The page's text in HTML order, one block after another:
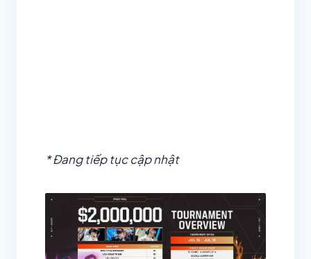
* Đang tiếp tục cập nhật